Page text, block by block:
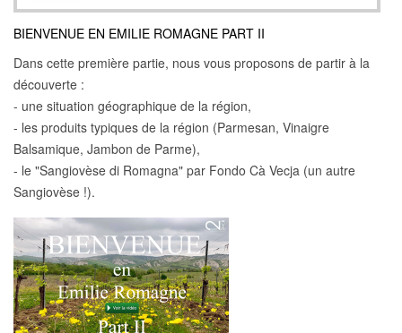
BIENVENUE EN EMILIE ROMAGNE PART II
Dans cette première partie, nous vous proposons de partir à la
découverte :
- une situation géographique de la région,
- les produits typiques de la région (Parmesan, Vinaigre
Balsamique, Jambon de Parme),
- le "Sangiovèse di Romagna" par Fondo Cà Vecja (un autre
Sangiovèse !).